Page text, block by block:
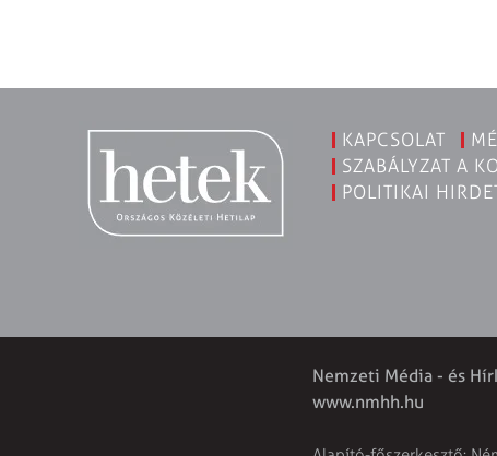
KAPCSOLAT
SZABÁLYZAT A
POLITIKAI
Nemzeti Média - és
www.nmhh.hu